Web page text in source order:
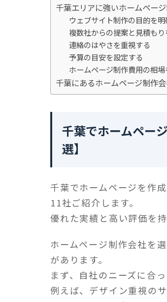
千葉エリアに強いホームペー
ウェブサイト制作の目的を明
複数社からの提案と見積もり
連絡のはやさを重視する
予算の目安を設定する
ホームページ制作費用の相
千葉にあるホームページ制作
千葉でホームペー
選】
千葉でホームページを作
11社ご紹介します。
優れた実績と高い評価を
ホームページ制作会社を
があります。
まず、自社のニーズに合
例えば、デザイン重視の